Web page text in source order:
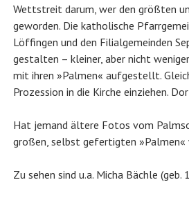
Wettstreit darum, wer den größten
geworden. Die katholische
Löffingen und den Filialgemeinden
gestalten – kleiner, aber nicht
mit ihren »Palmen« aufgestellt.
Prozession in die Kirche einziehen.
Hat jemand ältere Fotos vom
großen, selbst gefertigten »Palmen«
Zu sehen sind u.a. Micha Bächle (geb.